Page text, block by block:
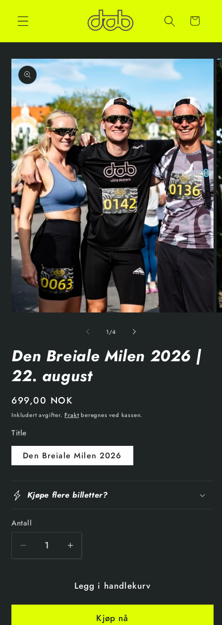
Handlekurv
1/4
Den Breiale Milen 2026 |
22. august
699,00 NOK
Inkludert avgifter. Frakt beregnes ved kassen.
Title
Den Breiale Milen 2026
Kjøpe flere billetter?
Antall
Legg i handlekurv
Kjøp nå